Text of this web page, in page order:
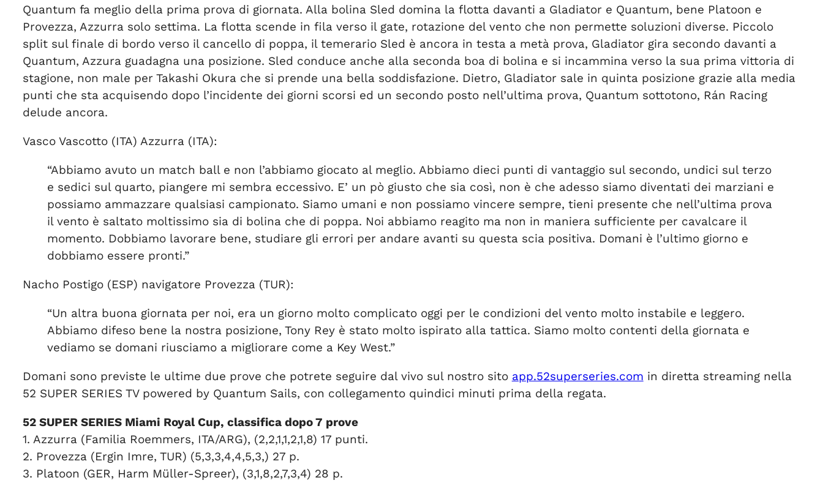
Quantum fa meglio della prima prova di giornata. Alla bolina Sled domina la flotta davanti a Gladiator e Quantum, bene Platoon e
Provezza, Azzurra solo settima. La flotta scende in fila verso il gate, rotazione del vento che non permette soluzioni diverse. Piccolo
split sul finale di bordo verso il cancello di poppa, il temerario Sled è ancora in testa a metà prova, Gladiator gira secondo davanti a
Quantum, Azzura guadagna una posizione. Sled conduce anche alla seconda boa di bolina e si incammina verso la sua prima vittoria di
stagione, non male per Takashi Okura che si prende una bella soddisfazione. Dietro, Gladiator sale in quinta posizione grazie alla media
punti che sta acquisendo dopo l’incidente dei giorni scorsi ed un secondo posto nell’ultima prova, Quantum sottotono, Rán Racing
delude ancora.
Vasco Vascotto (ITA) Azzurra (ITA):
“Abbiamo avuto un match ball e non l’abbiamo giocato al meglio. Abbiamo dieci punti di vantaggio sul secondo, undici sul terzo
e sedici sul quarto, piangere mi sembra eccessivo. E’ un pò giusto che sia così, non è che adesso siamo diventati dei marziani e
possiamo ammazzare qualsiasi campionato. Siamo umani e non possiamo vincere sempre, tieni presente che nell’ultima prova
il vento è saltato moltissimo sia di bolina che di poppa. Noi abbiamo reagito ma non in maniera sufficiente per cavalcare il
momento. Dobbiamo lavorare bene, studiare gli errori per andare avanti su questa scia positiva. Domani è l’ultimo giorno e
dobbiamo essere pronti.”
Nacho Postigo (ESP) navigatore Provezza (TUR):
“Un altra buona giornata per noi, era un giorno molto complicato oggi per le condizioni del vento molto instabile e leggero.
Abbiamo difeso bene la nostra posizione, Tony Rey è stato molto ispirato alla tattica. Siamo molto contenti della giornata e
vediamo se domani riusciamo a migliorare come a Key West.”
Domani sono previste le ultime due prove che potrete seguire dal vivo sul nostro sito app.52superseries.com in diretta streaming nella
52 SUPER SERIES TV powered by Quantum Sails, con collegamento quindici minuti prima della regata.
52 SUPER SERIES Miami Royal Cup, classifica dopo 7 prove
1. Azzurra (Familia Roemmers, ITA/ARG), (2,2,1,1,2,1,8) 17 punti.
2. Provezza (Ergin Imre, TUR) (5,3,3,4,4,5,3,) 27 p.
3. Platoon (GER, Harm Müller-Spreer), (3,1,8,2,7,3,4) 28 p.